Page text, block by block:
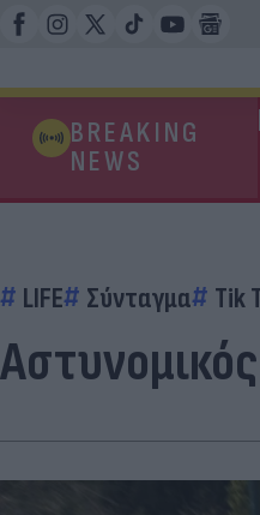
BREAKING
NEWS
LIFE Σύνταγμα Tik